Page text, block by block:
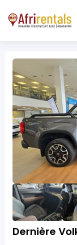
Dernière